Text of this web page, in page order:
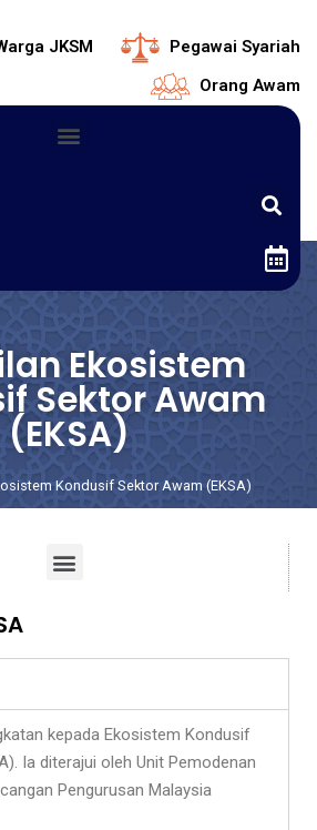
JKSM
Pegawai Syariah
Orang Awam
Ekosistem
Sektor Awam
(EKSA)
Kondusif Sektor Awam (EKSA)
kepada Ekosistem Kondusif
Ia diterajui oleh Unit Pemodenan
Pengurusan Malaysia